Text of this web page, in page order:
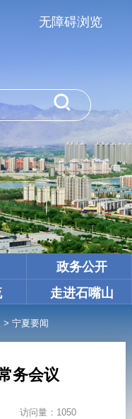
无障碍浏览
政务公开
走进石嘴山
> 宁夏要闻
务会议
访问量：1050